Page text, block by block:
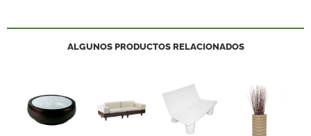
ALGUNOS PRODUCTOS RELACIONADOS